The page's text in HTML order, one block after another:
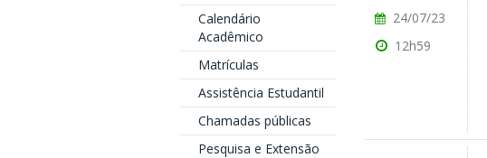
Calendário
Acadêmico
Matrículas
Assistência Estudantil
Chamadas públicas
Pesquisa e Extensão
24/07/23
12h59